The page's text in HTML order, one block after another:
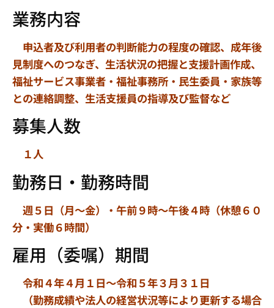
業務内容
申込者及び利用者の判断能力の程度の確認、成年後
見制度へのつなぎ、生活状況の把握と支援計画作成、
福祉サービス事業者・福祉事務所・民生委員・家族等
との連絡調整、生活支援員の指導及び監督など
募集人数
１人
勤務日・勤務時間
週５日（月～金）・午前９時～午後４時（休憩６０
分・実働６時間）
雇用（委嘱）期間
令和４年４月１日～令和５年３月３１日
（勤務成績や法人の経営状況等により更新する場合